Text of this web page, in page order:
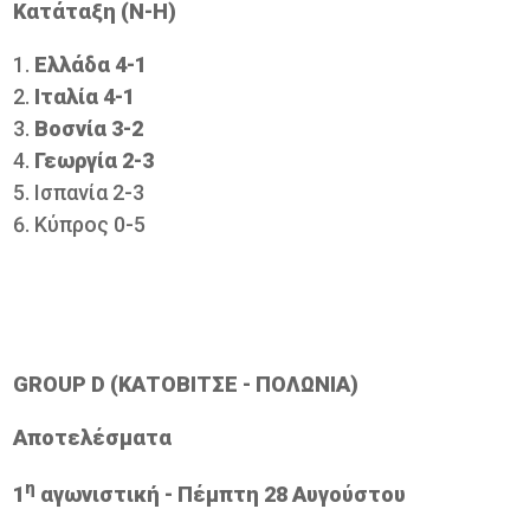
Κατάταξη (Ν-Η)
Ελλάδα 4-1
Ιταλία 4-1
Βοσνία 3-2
Γεωργία 2-3
Ισπανία 2-3
Κύπρος 0-5
GROUP D (ΚΑΤΟΒΙΤΣΕ - ΠΟΛΩΝΙΑ)
Aποτελέσματα
1 η αγωνιστική - Πέμπτη 28 Αυγούστου